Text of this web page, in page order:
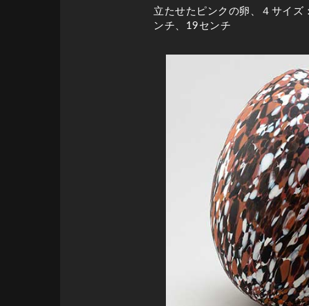
立たせたピンクの卵、４サイ
ンチ、19センチ